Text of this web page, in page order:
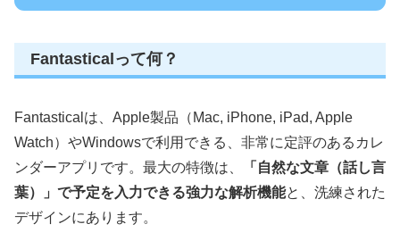
Fantasticalって何？
Fantasticalは、Apple製品（Mac, iPhone, iPad, Apple
Watch）やWindowsで利用できる、非常に定評のあるカレ
ンダーアプリです。最大の特徴は、
「自然な文章（話し言
葉）」で予定を入力できる強力な解析機能と、洗練された
デザインにあります。